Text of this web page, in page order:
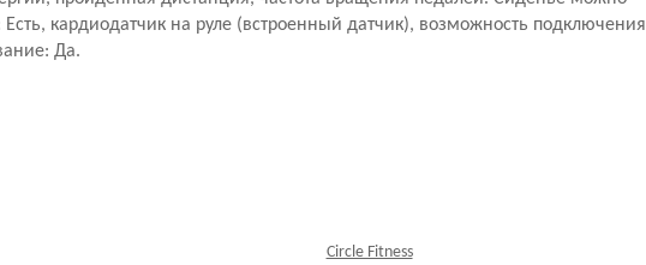
кардиодатчик на руле (встроенный датчик), возможность подключения
Да.
Circle Fitness